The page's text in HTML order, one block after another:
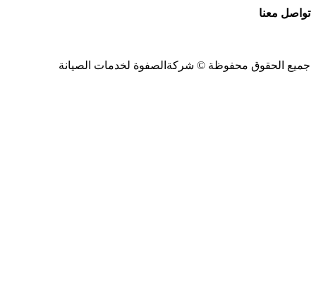
تواصل معنا
جميع الحقوق محفوظة © شركةالصفوة لخدمات الصيانة